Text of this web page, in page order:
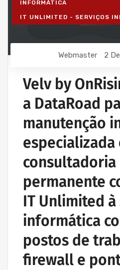
INFORMÁTICA
IT UNLIMITED - SERVIÇOS
Webmaster 2
Velv by
a DataRoad
manutenção
especializada
permanente
IT Unlimited
informática
postos de
firewall e